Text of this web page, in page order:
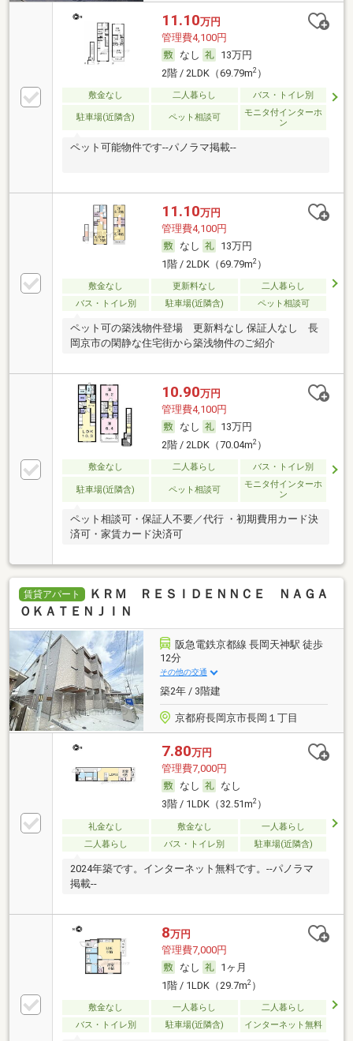
11.10万円
管理費4,100円
なし
13万円
2階 / 2LDK（69.79m2）
敷金なし 二人暮らし バス・トイレ別
駐車場(近隣含) ペット相談可
モニタ付インターホ
ン
ペット可能物件です--パノラマ掲載--
11.10万円
管理費4,100円
なし
13万円
1階 / 2LDK（69.79m2）
敷金なし 更新料なし
二人暮らし
バス・トイレ別
駐車場(近隣含) ペット相談可
ペット可の築浅物件登場 更新料なし 保証人なし 長
岡京市の閑静な住宅街から築浅物件のご紹介
10.90万円
管理費4,100円
なし
13万円
2階 / 2LDK（70.04m2）
敷金なし 二人暮らし バス・トイレ別
駐車場(近隣含) ペット相談可
モニタ付インターホ
ン
ペット相談可・保証人不要／代行 ・初期費用カード決
済可・家賃カード決済可
賃貸アパート
ＫＲＭ ＲＥＳＩＤＥＮＮＣＥ ＮＡＧＡ
ＯＫＡＴＥＮＪＩＮ
阪急電鉄京都線 長岡天神駅 徒歩
12分
その他の交通
築2年 / 3階建
京都府長岡京市長岡１丁目
7.80万円
管理費7,000円
なし
なし
3階 / 1LDK（32.51m2）
礼金なし 敷金なし
一人暮らし
二人暮らし
バス・トイレ別 駐車場(近隣含)
2024年築です。インターネット無料です。--パノラマ
掲載--
8万円
管理費7,000円
なし
1ヶ月
1階 / 1LDK（29.7m2）
敷金なし 一人暮らし
二人暮らし
バス・トイレ別
駐車場(近隣含) インターネット無料